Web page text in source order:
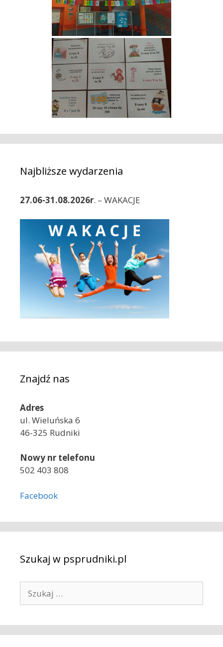
Najbliższe wydarzenia
27.06-31.08.2026r. – WAKACJE
Znajdź nas
Adres
ul. Wieluńska 6
46-325 Rudniki
Nowy nr telefonu
502 403 808
Facebook
Szukaj w psprudniki.pl
k
a